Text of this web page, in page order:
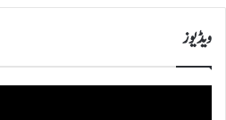
ویڈیوز